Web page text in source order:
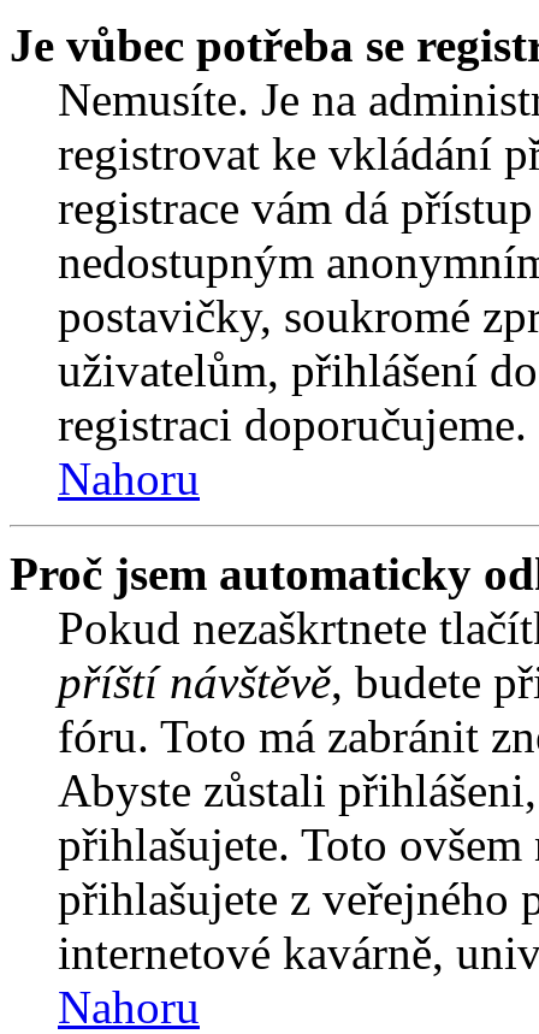
Je vůbec potřeba se
Nemusíte. Je na
registrovat ke vkládání
registrace vám dá
nedostupným
postavičky, soukromé
uživatelům, přihlášení
registraci
Nahoru
Proč jsem automaticky
Pokud nezaškrtnete
příští návštěvě, budete
fóru. Toto má zabránit
Abyste zůstali
přihlašujete. Toto
přihlašujete z veřejného
internetové kavárně,
Nahoru